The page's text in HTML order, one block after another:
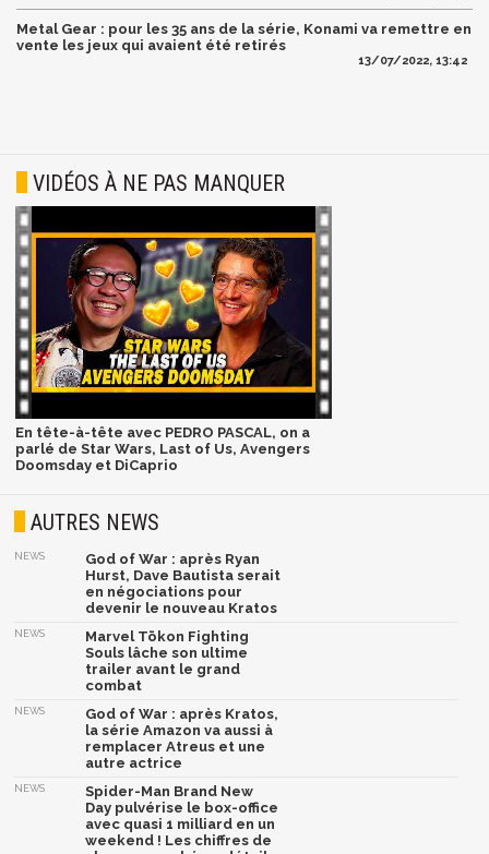
Metal Gear : pour les 35 ans de la série, Konami va remettre en
vente les jeux qui avaient été retirés
13/07/2022, 13:42
VIDÉOS À NE PAS MANQUER
En tête-à-tête avec PEDRO PASCAL, on a
parlé de Star Wars, Last of Us, Avengers
Doomsday et DiCaprio
AUTRES NEWS
NEWS
God of War : après Ryan
Hurst, Dave Bautista serait
en négociations pour
devenir le nouveau Kratos
NEWS
Marvel Tōkon Fighting
Souls lâche son ultime
trailer avant le grand
combat
NEWS
God of War : après Kratos,
la série Amazon va aussi à
remplacer Atreus et une
autre actrice
NEWS
Spider-Man Brand New
Day pulvérise le box-office
avec quasi 1 milliard en un
weekend ! Les chiffres de